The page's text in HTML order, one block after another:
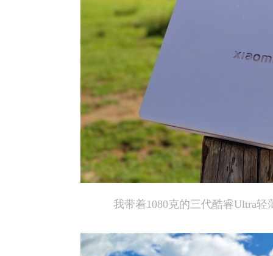
我带着1080克的三代酷睿Ultra